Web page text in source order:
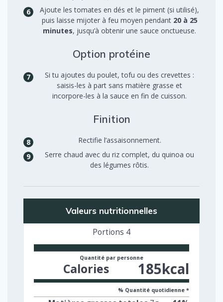
Ajoute les tomates en dés et le piment (si utilisé),
puis laisse mijoter à feu moyen pendant 20 à 25
minutes, jusqu’à obtenir une sauce onctueuse.
Option protéine
Si tu ajoutes du poulet, tofu ou des crevettes :
saisis-les à part sans matière grasse et
incorpore-les à la sauce en fin de cuisson.
Finition
Rectifie l’assaisonnement.
Serre chaud avec du riz complet, du quinoa ou
des légumes rôtis.
Valeurs nutritionnelles
Portions 4
Quantité par personne
Calories 185kcal
% Quantité quotidienne *